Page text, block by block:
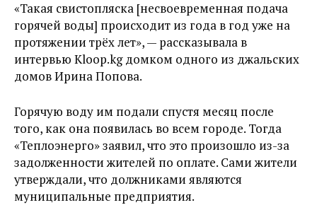
«Такая свистопляска [несвоевременная подача
горячей воды] происходит из года в год уже на
протяжении трёх лет», — рассказывала в
интервью Kloop.kg домком одного из джальских
домов Ирина Попова.
Горячую воду им подали спустя месяц после
того, как она появилась во всем городе. Тогда
«Теплоэнерго» заявил, что это произошло из-за
задолженности жителей по оплате. Сами жители
утверждали, что должниками являются
муниципальные предприятия.